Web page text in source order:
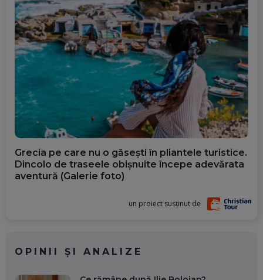
Grecia pe care nu o găsești în pliantele turistice.
Dincolo de traseele obișnuite începe adevărata
aventură (Galerie foto)
un proiect susținut de
OPINII ȘI ANALIZE